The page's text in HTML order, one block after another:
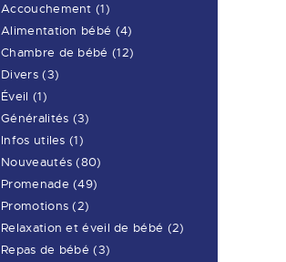
Accouchement (1)
Alimentation bébé (4)
Chambre de bébé (12)
Divers(3)
Éveil (1)
Généralités (3)
Infos utiles (1)
Nouveautés (80)
Promenade (49)
Promotions (2)
Relaxation et éveil de bébé (2)
Repas de bébé (3)